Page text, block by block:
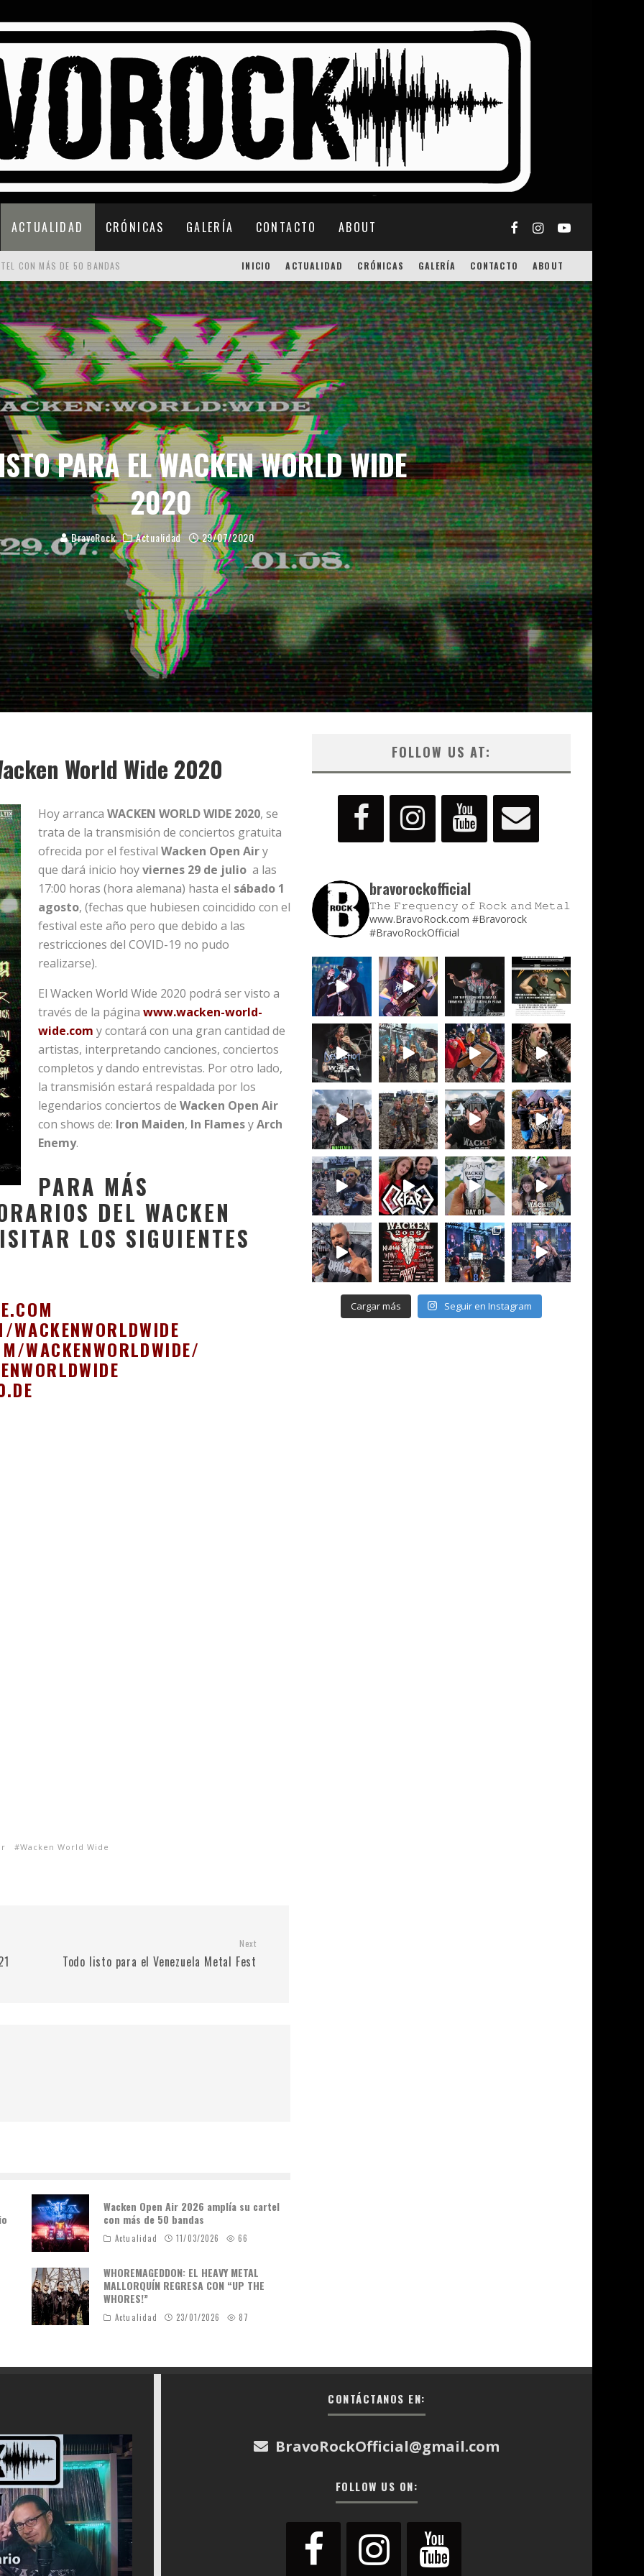
ACTUALIDAD CRÓNICAS GALERÍA CONTACTO ABOUT
CON MÁS DE 50 BANDAS
REGRESA CON “UP THE WHORES!”
- EDICIÓN 2026
PARA LA CITA MÁS SALVAJE DEL METAL EXTREMO
BATERISTA PARA HONRAR A NEIL PEART
HEAVY METALERA EN PALMA
“MI VOZ ESTÁ EN MEJOR ESTADO QUE NUNCA”
HISTÓRICAS EN SU 35º ANIVERSARIO
INICIO ACTUALIDAD CRÓNICAS GALERÍA CONTACTO ABOUT
PARA EL WACKEN WORLD WIDE
2020
BravoRock Actualidad 29/07/2020
World Wide 2020
Hoy arranca WACKEN WORLD WIDE 2020, se
trata de la transmisión de conciertos gratuita
ofrecida por el festival Wacken Open Airy
que dará inicio hoyviernes 29 de julio a las
17:00 horas (hora alemana) hasta el sábado 1
agosto, (fechas que hubiesen coincidido con el
festival este año pero que debido a las
restricciones del COVID-19 no pudo
realizarse).
El Wacken World Wide 2020 podrá ser visto a
través de la página www.wacken-world-
wide.com y contará con una gran cantidad de
artistas, interpretando canciones, conciertos
completos y dando entrevistas. Por otro lado,
la transmisión estará respaldada por los
legendarios conciertos de Wacken Open Air
con shows de: Iron Maiden, In FlamesyArch
Enemy.
PARA MÁS
DEL WACKEN
LOS SIGUIENTES
WACKENWORLDWIDE/
Wacken World Wide
Next
Todo listo para el Venezuela Metal Fest
Wacken Open Air 2026 amplía su cartel
con más de 50 bandas
Actualidad 11/03/2026 66
WHOREMAGEDDON: EL HEAVY METAL
MALLORQUÍN REGRESA CON “UP THE
WHORES!”
Actualidad 23/01/2026 87
FOLLOW US AT:
bravorockofficial
𝚃𝚑𝚎 𝙵𝚛𝚎𝚚𝚞𝚎𝚗𝚌𝚢 𝚘𝚏 𝚁𝚘𝚌𝚔 𝚊𝚗𝚍 𝙼𝚎𝚝𝚊𝚕
www.BravoRock.com #Bravorock
#BravoRockOfficial
Cargar más Seguir en Instagram
CONTÁCTANOS EN:
BravoRockOfficial@gmail.com
FOLLOW US ON: